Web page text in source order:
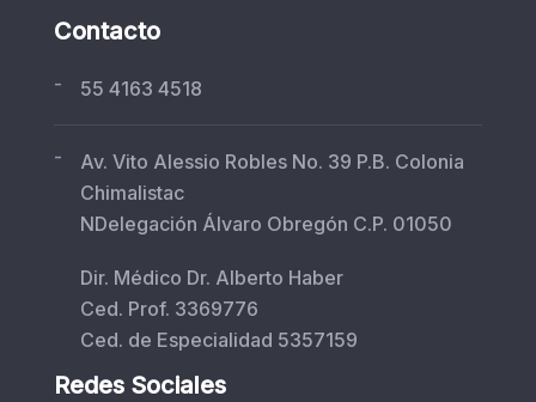
Contacto
- 55 4163 4518
-
Av. Vito Alessio Robles No. 39 P.B. Colonia
Chimalistac
NDelegación Álvaro Obregón C.P. 01050
Dir. Médico Dr. Alberto Haber
Ced. Prof. 3369776
Ced. de Especialidad 5357159
Redes Sociales